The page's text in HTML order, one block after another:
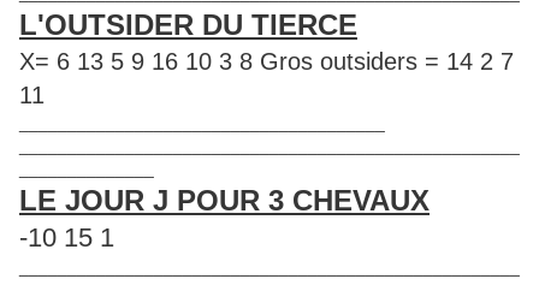
L'OUTSIDER DU TIERCE
X= 6 13 5 9 16 10 3 8 Gros outsiders = 14 2 7
11
LE JOUR J POUR 3 CHEVAUX
-10 15 1